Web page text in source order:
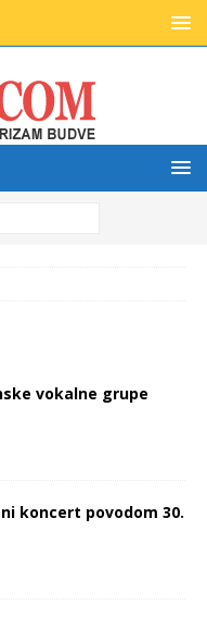
vokalne grupe
koncert povodom 30.